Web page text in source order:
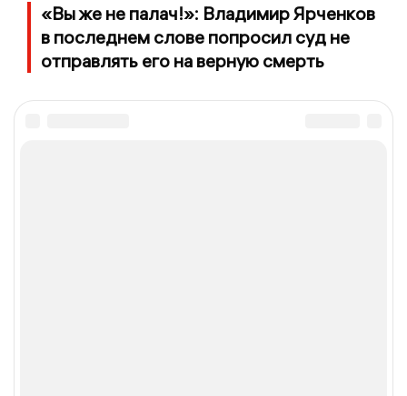
«Вы же не палач!»: Владимир Ярченков
в последнем слове попросил суд не
отправлять его на верную смерть